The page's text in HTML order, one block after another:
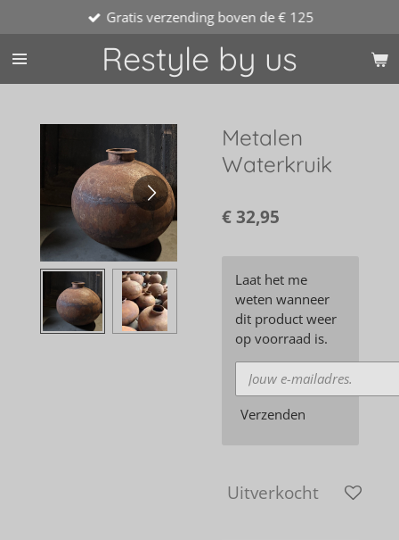
direct
naar
Restyle by us
Gratis verzending boven de € 125
Metalen
Waterkruik
€ 32,95
Laat het me
weten wanneer
dit product weer
op voorraad is.
Verzenden
Uitverkocht